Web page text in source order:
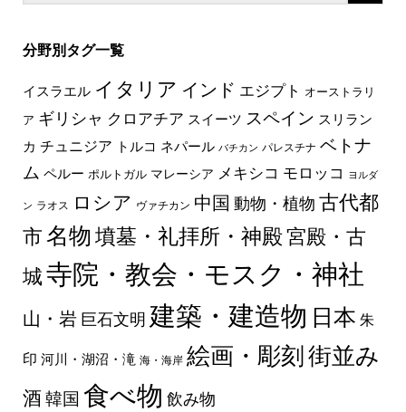
分野別タグ一覧
イスラエル イタリア インド エジプト オーストラリ
ア ギリシャ クロアチア スイーツ スペイン スリラン
カ チュニジア トルコ ネパール バチカン パレスチナ ベトナ
ム ペルー ポルトガル マレーシア メキシコ モロッコ ヨルダ
ン ラオス ロシア ヴァチカン 中国 動物・植物 古代都
市 名物 墳墓・礼拝所・神殿宮殿・古
城 寺院・教会・モスク・神社
山・岩 巨石文明 建築・建造物 日本 朱
印 河川・湖沼・滝 海・海岸 絵画・彫刻 街並み
酒韓国 食べ物 飲み物